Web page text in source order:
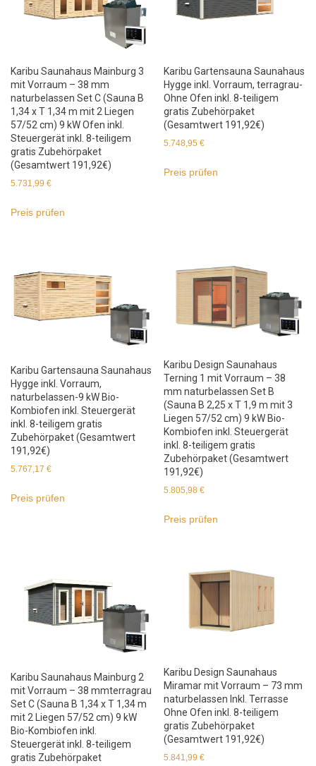
Karibu Saunahaus Mainburg 3
mit Vorraum – 38 mm
naturbelassen Set C (Sauna B
1,34 x T 1,34 m mit 2 Liegen
57/52 cm) 9 kW Ofen inkl.
Steuergerät inkl. 8-teiligem
gratis Zubehörpaket
(Gesamtwert 191,92€)
5.731,99 €
Preis prüfen
Karibu Gartensauna Saunahaus
Hygge inkl. Vorraum, terragrau-
Ohne Ofen inkl. 8-teiligem
gratis Zubehörpaket
(Gesamtwert 191,92€)
5.748,95€
Preis prüfen
Karibu Gartensauna Saunahaus
Hygge inkl. Vorraum,
naturbelassen-9 kW Bio-
Kombiofen inkl. Steuergerät
inkl. 8-teiligem gratis
Zubehörpaket (Gesamtwert
191,92€)
5.767,17 €
Preis prüfen
Karibu Design Saunahaus
Terning 1 mit Vorraum – 38
mm naturbelassen Set B
(Sauna B 2,25 x T 1,9 m mit 3
Liegen 57/52 cm) 9 kW Bio-
Kombiofen inkl. Steuergerät
inkl. 8-teiligem gratis
Zubehörpaket (Gesamtwert
191,92€)
5.805,98€
Preis prüfen
Karibu Saunahaus Mainburg 2
mit Vorraum – 38 mmterragrau
Set C (Sauna B 1,34 x T 1,34 m
mit 2 Liegen 57/52 cm) 9 kW
Bio-Kombiofen inkl.
Steuergerät inkl. 8-teiligem
gratis Zubehörpaket
Karibu Design Saunahaus
Miramar mit Vorraum – 73 mm
naturbelassen Inkl. Terrasse
Ohne Ofen inkl. 8-teiligem
gratis Zubehörpaket
(Gesamtwert 191,92€)
5.841,99€